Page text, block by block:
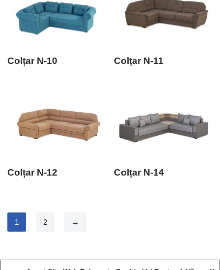
Colțar N-10 Colțar N-11
Colțar N-12 Colțar N-14
1 2 →